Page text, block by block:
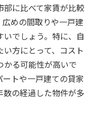
に比べて家賃が比較
めの間取りや一戸建
でしょう。特に、自
方にとって、コスト
かる可能性が高いで
トや一戸建ての貸家
の経過した物件が多